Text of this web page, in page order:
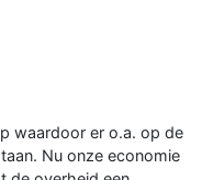
waardoor er o.a. op de
Nu onze economie